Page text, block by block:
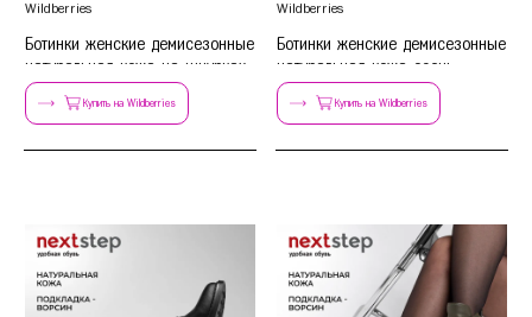
У Уфа
Ч
Челябинск
Чита
Я Ярославль
Wildberries
Ботинки женские демисезонные
натуральная кожа на шнурках
Купить на Wildberries
Wildberries
Ботинки женские демисезонные
натуральная кожа осень
Купить на Wildberries